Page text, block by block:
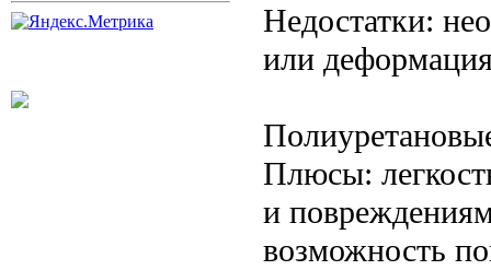
Недостатки:
или
Плюсы:
и
возможность